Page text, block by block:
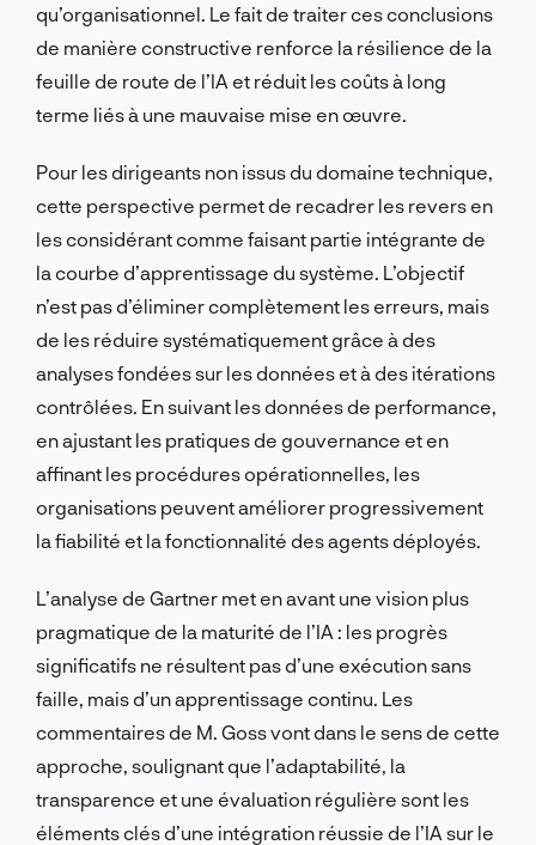
qu’organisationnel. Le fait de traiter ces conclusions
de manière constructive renforce la résilience de la
feuille de route de l’IA et réduit les coûts à long
terme liés à une mauvaise mise en œuvre.
Pour les dirigeants non issus du domaine technique,
cette perspective permet de recadrer les revers en
les considérant comme faisant partie intégrante de
la courbe d’apprentissage du système. L’objectif
n’est pas d’éliminer complètement les erreurs, mais
de les réduire systématiquement grâce à des
analyses fondées sur les données et à des itérations
contrôlées. En suivant les données de performance,
en ajustant les pratiques de gouvernance et en
affinant les procédures opérationnelles, les
organisations peuvent améliorer progressivement
la fiabilité et la fonctionnalité des agents déployés.
L’analyse de Gartner met en avant une vision plus
pragmatique de la maturité de l’IA : les progrès
significatifs ne résultent pas d’une exécution sans
faille, mais d’un apprentissage continu. Les
commentaires de M. Goss vont dans le sens de cette
approche, soulignant que l’adaptabilité, la
transparence et une évaluation régulière sont les
éléments clés d’une intégration réussie de l’IA sur le